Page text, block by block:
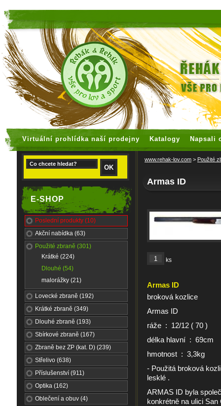
Virtuální prohlídka naší prodejny Katalogy Napsali
E-SHOP
Poslední produkty (10)
Akční nabídka (63)
Použité zbraně (301)
Krátké (224)
Dlouhé (54)
malorážky (21)
Lovecké zbraně (192)
Krátké zbraně (349)
Dlouhé zbraně (193)
Sbírkové zbraně (167)
Zbraně bez ZP (kat. D) (239)
Střelivo (638)
Příslušenství (911)
Optika (162)
Oblečení a obuv (4)
www.rehak-lov.com > Použité
Armas ID
ks
Armas ID
broková kozlice
Armas ID
ráže : 12/12 ( 70 )
délka hlavní : 69cm
hmotnost : 3,3kg
- Použitá broková
lesklé .
ARMAS ID byla
konkrétně na ulici